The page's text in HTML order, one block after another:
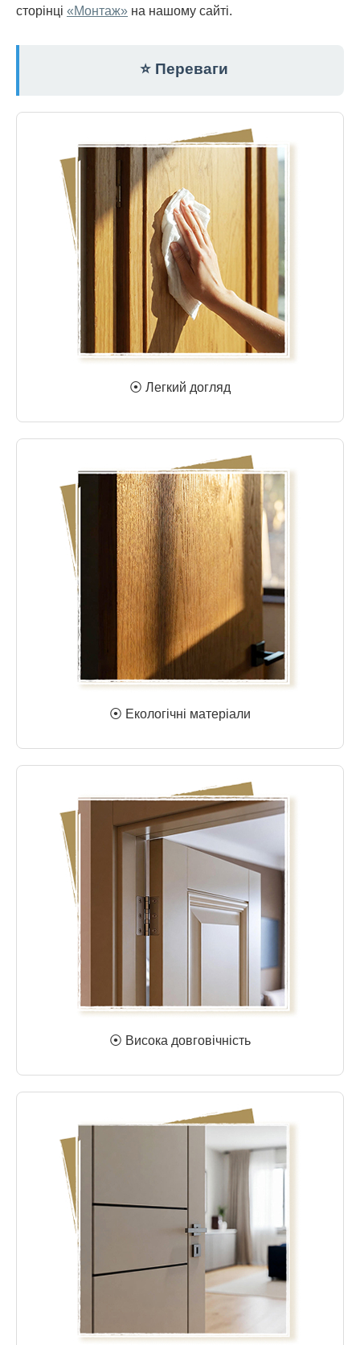
сторінці «Монтаж» на нашому сайті.
⭐ Переваги
⦿ Легкий догляд
⦿ Екологічні матеріали
⦿ Висока довговічність